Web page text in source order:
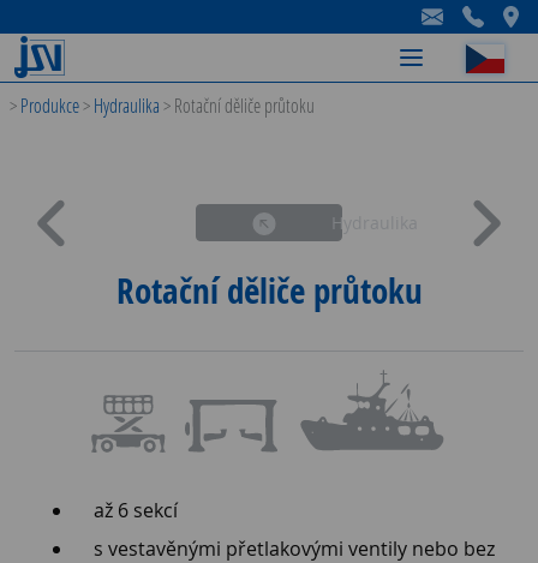
-
-
-
>Produkce>Hydraulika>Rotační děliče průtoku
Hydraulika
Rotační děliče průtoku
až 6 sekcí
s vestavěnými přetlakovými ventily nebo bez